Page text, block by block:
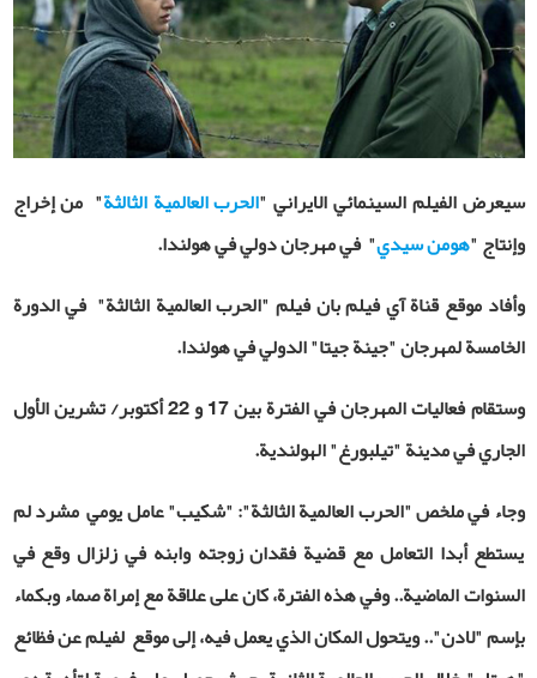
سيعرض الفيلم السينمائي الايراني "الحرب العالمية الثالثة"
من إخراج
وإنتاج
"هومن سيدي"
في مهرجان دولي في هولندا.
وأفاد موقع قناة آي فيلم بان فيلم "الحرب العالمية الثالثة" في الدورة
الخامسة لمهرجان "جينة جيتا" الدولي في هولندا.
وستقام فعاليات المهرجان في الفترة بين 17 و 22 أكتوبر/ تشرين الأول
الجاري في مدينة "تيلبورغ" الهولندية.
وجاء في ملخص "الحرب العالمية الثالثة": "شكيب" عامل يومي مشرد لم
يستطع أبدا التعامل مع قضية فقدان زوجته وابنه في زلزال وقع في
السنوات الماضية.. وفي هذه الفترة، كان على علاقة مع إمراة صماء وبكماء
بإسم "لادن".. ويتحول المكان الذي يعمل فيه، إلى موقع لفيلم عن فظائع